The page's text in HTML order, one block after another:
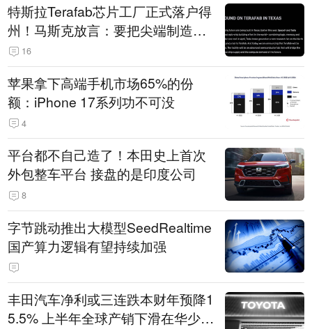
特斯拉Terafab芯片工厂正式落户得
州！马斯克放言：要把尖端制造带
回美国
16
苹果拿下高端手机市场65%的份
额：iPhone 17系列功不可没
4
平台都不自己造了！本田史上首次
外包整车平台 接盘的是印度公司
8
字节跳动推出大模型SeedRealtime
国产算力逻辑有望持续加强
丰田汽车净利或三连跌本财年预降1
5.5% 上半年全球产销下滑在华少卖